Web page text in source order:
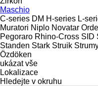
Maschio
C-series DM H-series L-
Muratori Niplo Novatar
Pegoraro Rhino-Cross SID
Standen Stark Struik
Özdöken
ukázat vše
Lokalizace
Hledejte v okruhu